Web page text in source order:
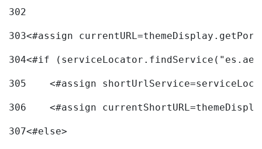
302
303<#assign
304<#if
305
<#assign
306
<#assign
307<#else>